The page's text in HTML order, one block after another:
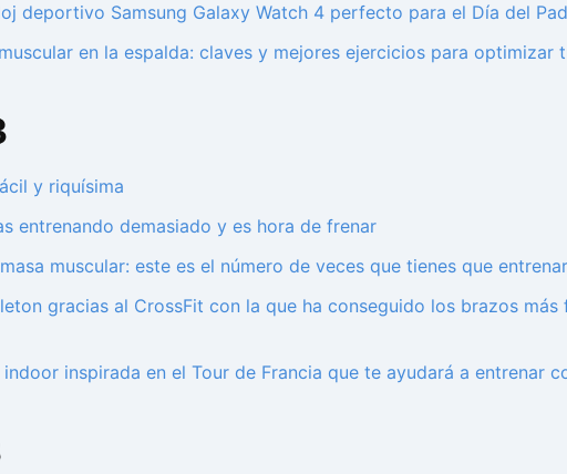
deportivo Samsung Galaxy Watch 4 perfecto para el Día del
en la espalda: claves y mejores ejercicios para optimizar
y riquísima
entrenando demasiado y es hora de frenar
muscular: este es el número de veces que tienes que
gracias al CrossFit con la que ha conseguido los brazos
inspirada en el Tour de Francia que te ayudará a entrenar